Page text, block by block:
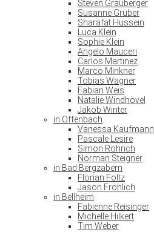
Steven Grauberger
Susanne Gruber
Sharafat Hussein
Luca Klein
Sophie Klein
Angelo Mauceri
Carlos Martinez
Marco Minkner
Tobias Wagner
Fabian Weis
Natalie Windhövel
Jakob Winter
in Offenbach
Vanessa Kaufmann
Pascale Lesire
Simon Röhrich
Norman Steigner
in Bad Bergzabern
Florian Foltz
Jason Fröhlich
in Bellheim
Fabienne Reisinger
Michelle Hilkert
Tim Weber